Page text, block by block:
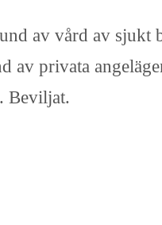
av vård av sjukt
av privata
Beviljat.